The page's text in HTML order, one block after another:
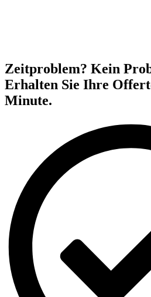
Zeitproblem? Kein
Erhalten Sie Ihre
Minute.